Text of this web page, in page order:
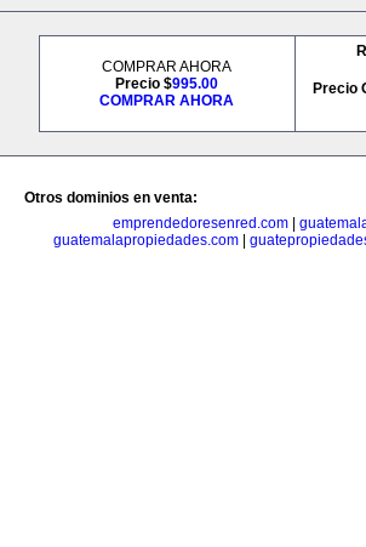
COMPRAR AHORA
Precio $995.00
COMPRAR AHORA
Precio
Otros dominios en venta:
emprendedoresenred.com|
guatemalapropiedades.com|